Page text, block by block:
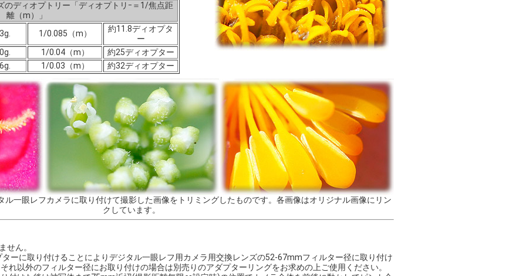
のディオプトリー「ディオプトリｰ＝1/焦点距
離（m）」
1/0.085（m）
約11.8ディオプタ
ー
1/0.04（m）
約25ディオプター
1/0.03（m） 約32ディオプター
ル一眼レフカメラに取り付けて撮影した画像をトリミングしたものです。各画像はオリジナル画像にリン
クしています。
せん。
ーに取り付けることによりデジタル一眼レフ用カメラ用交換レンズの52-67mmフィルター径に取り付け
れ以外のフィルター径にお取り付けの場合は別売りのアダプターリングをお求めの上ご使用ください。